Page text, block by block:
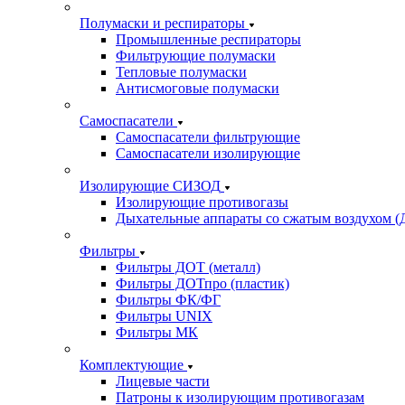
Полумаски и респираторы
Промышленные респираторы
Фильтрующие полумаски
Тепловые полумаски
Антисмоговые полумаски
Самоспасатели
Самоспасатели фильтрующие
Самоспасатели изолирующие
Изолирующие СИЗОД
Изолирующие противогазы
Дыхательные аппараты со сжатым воздухом
Фильтры
Фильтры ДОТ (металл)
Фильтры ДОТпро (пластик)
Фильтры ФК/ФГ
Фильтры UNIX
Фильтры МК
Комплектующие
Лицевые части
Патроны к изолирующим противогазам